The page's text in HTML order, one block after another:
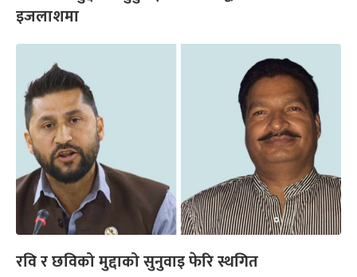
इजलाशमा
रवि र छविको मुद्दाको सुनुवाइ फेरि स्थगित